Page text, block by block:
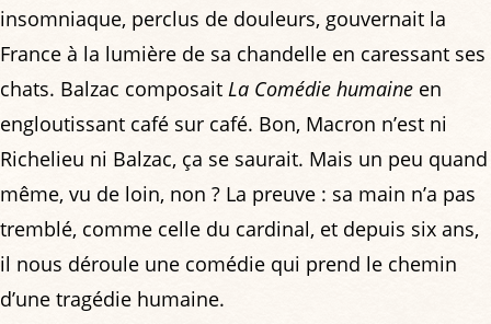
insomniaque, perclus de douleurs, gouvernait la
France à la lumière de sa chandelle en caressant ses
chats. Balzac composait La Comédie humaine en
engloutissant café sur café. Bon, Macron n’est ni
Richelieu ni Balzac, ça se saurait. Mais un peu quand
même, vu de loin, non ? La preuve : sa main n’a pas
tremblé, comme celle du cardinal, et depuis six ans,
il nous déroule une comédie qui prend le chemin
d’une tragédie humaine.